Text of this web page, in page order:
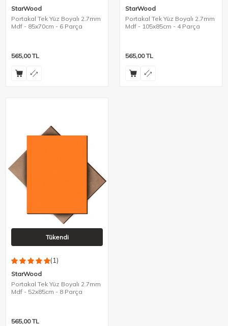
StarWood
Portakal Tek Yüz Boyalı 2.7mm
Mdf - 85x70cm - 6 Parça
565,00TL
StarWood
Portakal Tek Yüz Boyalı 2.7mm
Mdf - 105x85cm - 4 Parça
565,00TL
Tükendi
(1)
StarWood
Portakal Tek Yüz Boyalı 2.7mm
Mdf - 52x85cm - 8 Parça
565,00TL